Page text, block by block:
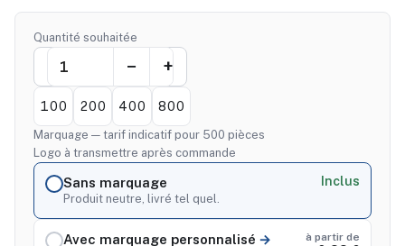
Quantité souhaitée
100 200 400 800
Marquage — tarif indicatif pour 500 pièces
Logo à transmettre après commande
Sans marquage
Produit neutre, livré tel quel.
Inclus
Avec marquage personnalisé à partir de